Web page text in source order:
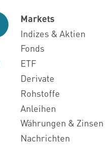
Markets
Indizes & Aktien
Fonds
ETF
Derivate
Rohstoffe
Anleihen
Währungen & Zinsen
Nachrichten